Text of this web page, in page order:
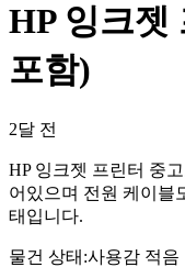
HP 잉크젯
포함)
2달 전
HP 잉크젯 프린터 중
어있으며 전원 케이블
태입니다.
물건 상태 :사용감 적음